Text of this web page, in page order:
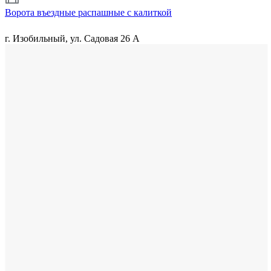
Ворота въездные распашные с калиткой
г. Изобильный, ул. Садовая 26 А